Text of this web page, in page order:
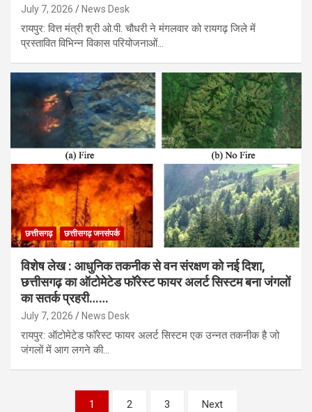
July 7, 2026 News Desk
रायपुर: वित्त मंत्री श्री ओ.पी. चौधरी ने मंगलवार को रायगढ़ जिले में
प्रस्तावित विभिन्न विकास परियोजनाओं…
छत्तीसगढ़ छत्तीसगढ़ जनसंपर्क
विशेष लेख : आधुनिक तकनीक से वन संरक्षण को नई दिशा,
छत्तीसगढ़ का ऑटोमेटेड फॉरेस्ट फायर अलर्ट सिस्टम बना जंगलों
का सतर्क प्रहरी……
July 7, 2026 News Desk
रायपुर: ऑटोमेटेड फॉरेस्ट फायर अलर्ट सिस्टम एक उन्नत तकनीक है जो
जंगलों में आग लगने की…
1 2 3 Next